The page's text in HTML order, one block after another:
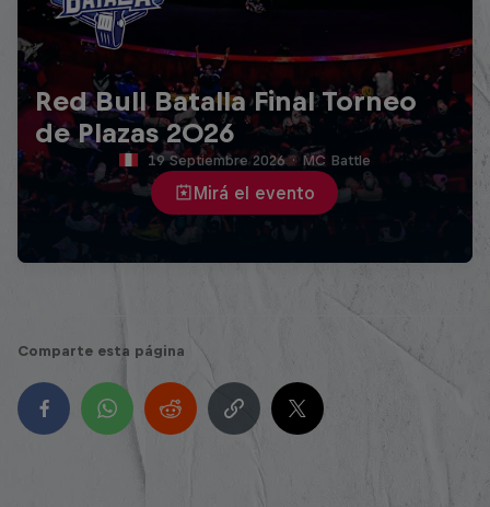
Red Bull Batalla Final Torneo
de Plazas 2026
Mirá el evento
19 Septiembre 2026 · MC Battle
Comparte esta página